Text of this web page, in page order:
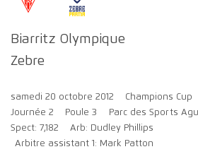
Biarritz Olympique
Zebre
samedi 20 octobre 2012
Champions Cup
Journée 2
Poule 3
Parc des Sports
Spect: 7,182
Arb: Dudley Phillips
Arbitre assistant 1: Mark Patton